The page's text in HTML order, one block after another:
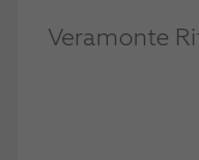
Veramonte